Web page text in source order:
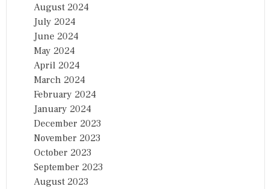
August 2024
July 2024
June 2024
May 2024
April 2024
March 2024
February 2024
January 2024
December 2023
November 2023
October 2023
September 2023
August 2023